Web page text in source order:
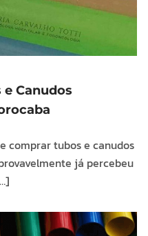
Canudos
comprar tubos e canudos
já percebeu